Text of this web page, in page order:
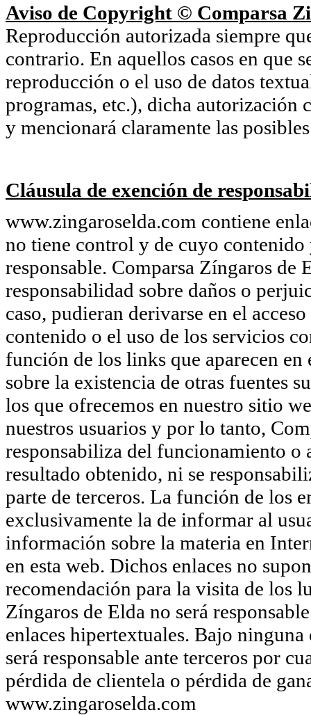
Aviso de Copyright © Comparsa
Reproducción autorizada siempre
contrario. En aquellos casos en que
reproducción o el uso de datos
programas, etc.), dicha autorización
y mencionará claramente las
Cláusula de exención de
www.zingaroselda.com contiene
no tiene control y de cuyo
responsable. Comparsa Zíngaros de
responsabilidad sobre daños o
caso, pudieran derivarse en el
contenido o el uso de los servicios
función de los links que aparecen
sobre la existencia de otras fuentes
los que ofrecemos en nuestro sitio
nuestros usuarios y por lo tanto,
responsabiliza del funcionamiento o
resultado obtenido, ni se
parte de terceros. La función de los
exclusivamente la de informar al
información sobre la materia en
en esta web. Dichos enlaces no
recomendación para la visita de los
Zíngaros de Elda no será
enlaces hipertextuales. Bajo
será responsable ante terceros por
pérdida de clientela o pérdida de
www.zingaroselda.com